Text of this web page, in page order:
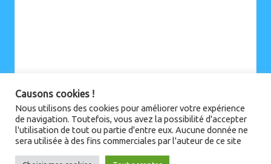
Causons cookies !
Nous utilisons des cookies pour améliorer votre expérience
de navigation. Toutefois, vous avez la possibilité d'accepter
l'utilisation de tout ou partie d'entre eux. Aucune donnée ne
sera utilisée à des fins commerciales par l'auteur de ce site